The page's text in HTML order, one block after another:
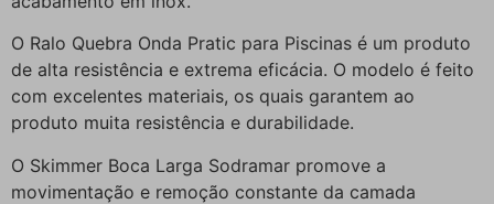
O Ralo Quebra Onda Pratic para Piscinas é um produto
de alta resistência e extrema eficácia. O modelo é feito
com excelentes materiais, os quais garantem ao
produto muita resistência e durabilidade.
O Skimmer Boca Larga Sodramar promove a
movimentação e remoção constante da camada